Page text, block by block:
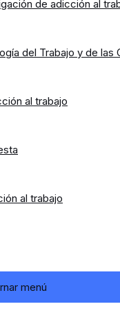
de adicción al
del Trabajo y de las
al trabajo
al trabajo
menú